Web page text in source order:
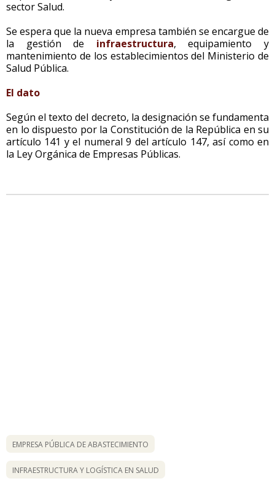
sector Salud.
Se espera que la nueva empresa también se encargue de
la gestión de infraestructura, equipamiento y
mantenimiento de los establecimientos del Ministerio de
Salud Pública.
El dato
Según el texto del decreto, la designación se fundamenta
en lo dispuesto por la Constitución de la República en su
artículo 141 y el numeral 9 del artículo 147, así como en
la Ley Orgánica de Empresas Públicas.
EMPRESA PÚBLICA DE ABASTECIMIENTO
INFRAESTRUCTURA Y LOGÍSTICA EN SALUD